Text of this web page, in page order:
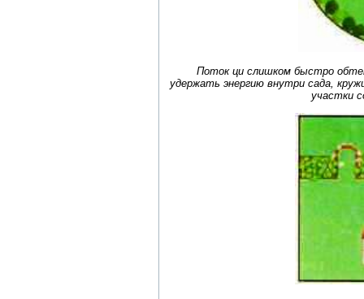
Поток ци слишком быстро
удержать энергию внутри сада,
участки